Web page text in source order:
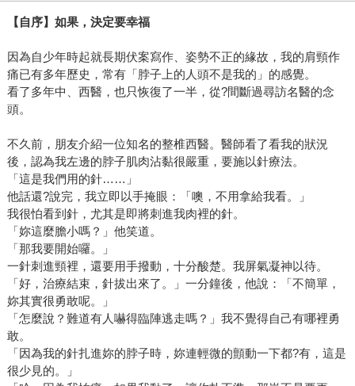
得其樂；看別人追逐名牌，那早就是家裏的日常用品而不以
為然，重點談論人活著不論貧窮或富裕，重要的是態度問
題，人活著可以是窮而有品味而快樂。以手機而言，以前是
富人、要人的專利，現在則是不被需要的人才需要有手機，
有錢有權有勢的人說失聯就失聯，不是嗎？ 《在漫長的旅途
中》描寫一位攝影家適得其所的死在阿拉斯加的故事，如何
過程，此書讓吳淡如覺得感動，她說一直崇拜為了堅持某一
件事，而一生不後悔的人。 《敗犬的遠犬》則是有趣的書，
提及單身未婚者的立場，猶如戰敗的狗，作者的立場不無社
會壓力但並非不快樂，承認輸了反而比較舒服，人無忮無求
自然快樂，有自我嘲笑的意味，態度卻是不卑不亢。對此
書，吳淡如覺得書名很重要，讓人有好奇心想一睹為快，也
是暢銷一因。 寫作三十餘年，出書也有二十年了，閱讀時間
則更長的吳淡如表示，很難受單一作者的影響而寫作。倒是
在閱讀上，吳淡如自認是實踐派的讀者。 對閱讀她有天真的
一面，像因為看了海明威寫的《流動的饗宴》（九歌）屝頁
中所言「如果你夠幸運，在年輕時待過巴黎，那麼巴黎將永
遠跟隨著你，因為巴黎是一座流動的饗宴。」而受了感動，
【自序】如果，決定要幸福
因為自少年時起就長期伏案寫作、姿勢不正的緣故，我的肩頸作
痛已有多年歷史，常有「脖子上的人頭不是我的」的感覺。
看了多年中、西醫，也只恢復了一半，從?間斷過尋訪名醫的念
頭。
不久前，朋友介紹一位知名的整椎西醫。醫師看了看我的狀況
後，認為我左邊的脖子肌肉沾黏很嚴重，要施以針療法。
「這是我們用的針……」
他話還?說完，我立即以手掩眼：「噢，不用拿給我看。」
我很怕看到針，尤其是即將刺進我肉裡的針。
「妳這麼膽小嗎？」他笑道。
「那我要開始囉。」
一針刺進頸裡，還要用手撥動，十分酸楚。我屏氣凝神以待。
「好，治療結束，針拔出來了。」一分鐘後，他說：「不簡單，
妳其實很勇敢呢。」
「怎麼說？難道有人嚇得臨陣逃走嗎？」我不覺得自己有哪裡勇
敢。
「因為我的針扎進妳的脖子時，妳連輕微的顫動一下都?有，這是
很少見的。」